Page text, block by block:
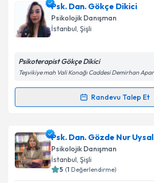
Psk. Dan. Ferhat Çıtıroğluiçin
talebi oluşturun. Size bu uzmandan
için bir takvim hazırlandığında e-
bilgilendireceğiz.
Kişisel verilerimin işlenmesine
kapsamda işlenmesini kabul
Takvim Talebini
Psk. Dan. Gökçe Dikici
Psikolojik Danışman
İstanbul, Şişli
Psikoterapist Gökçe Dikici
Teşvikiye mah Vali Konağı Caddesi Demirhan
Randevu Talep Et
Randevu Takvimi Talebi
Psk. Dan. Gökçe Dikici için
oluşturun. Size bu uzmandan randevu
takvim hazırlandığında e-posta ile
Psk. Dan. Gözde Nur Uysal
Psikolojik Danışman
İstanbul, Şişli
5 (1 Değerlendirme)